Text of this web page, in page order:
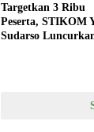
Targetkan 3 Ribu
Peserta, STIKOM
Sudarso